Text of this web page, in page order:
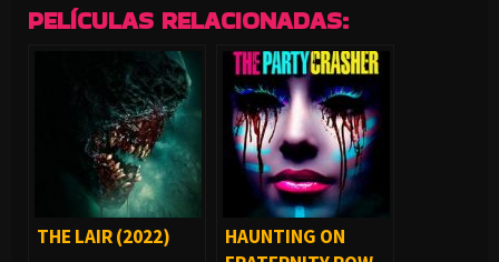
PELÍCULAS RELACIONADAS:
THE LAIR (2022)
HAUNTING ON